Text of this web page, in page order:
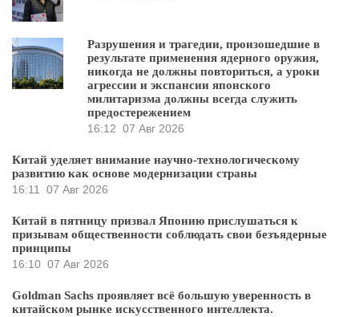
Разрушения и трагедии, произошедшие в
результате применения ядерного оружия,
никогда не должны повториться, а уроки
агрессии и экспансии японского
милитаризма должны всегда служить
предостережением
16:12 07 Авг 2026
Китай уделяет внимание научно-технологическому
развитию как основе модернизации страны
16:11 07 Авг 2026
Китай в пятницу призвал Японию прислушаться к
призывам общественности соблюдать свои безъядерные
принципы
16:10 07 Авг 2026
Goldman Sachs проявляет всё большую уверенность в
китайском рынке искусственного интеллекта.